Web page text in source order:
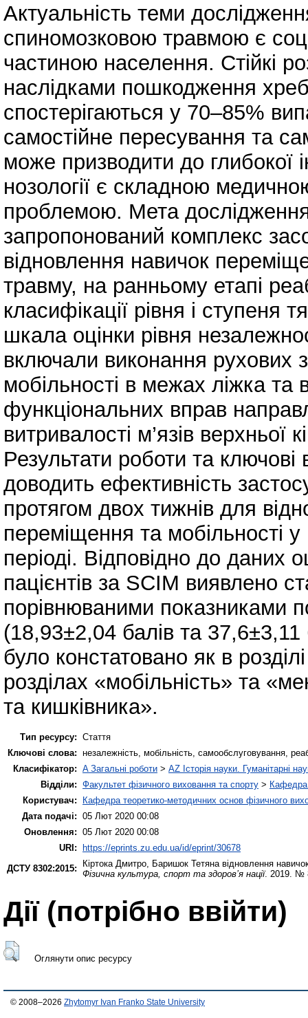
Актуальність теми
спиномозковою травмою є
частиною населення. Стійкі
наслідками пошкодження
спостерігаються у 70–85%
самостійне пересування та
може призводити до глибокої
нозології є складною
проблемою. Мета
запропонований комплекс
відновлення навичок
травму, на ранньому етапі
класифікації рівня і ступеня
шкала оцінки рівня
включали виконання рухових
мобільності в межах ліжка та
функціональних вправ
витривалості м’язів верхньої
Результати роботи та
доводить ефективність
протягом двох тижнів для
переміщення та мобільності
періоді. Відповідно до даних
пацієнтів за SCIM виявлено
порівнюваними показниками
(18,93±2,04 балів та
було констатовано як в
розділах «мобільність» та
та кишківника».
Тип ресурсу: Стаття
Ключові слова: незалежність, мобільність, самообслуговування,
Класифікатор: A Загальні роботи > AZ Історія науки. Гуманітарні
Відділи: Факультет фізичного виховання та спорту > Кафедра
Користувач:
Кафедра теоретико-методичних основ фізичного
Дата подачі: 05 Лют 2020 00:08
Оновлення: 05 Лют 2020 00:08
URI: https://eprints.zu.edu.ua/id/eprint/30678
ДСТУ 8302:2015:
Кіртока Дмитро Баришок Тетяна відновлення
Фізична культура, спорт та здоров’я нації. 2019. №
Дії ​​(потрібно ввійти)
Оглянути опис ресурсу
© 2008–2026 Zhytomyr Ivan Franko State University